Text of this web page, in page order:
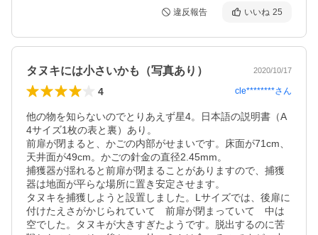
違反報告 いいね 25
タヌキには小さいかも（写真あり） 2020/10/17
4 cle********さん
他の物を知らないのでとりあえず星4。日本語の説明書（A
4サイズ1枚の表と裏）あり。
前扉が閉まると、かごの内部がせまいです。床面が71cm、
天井面が49cm。かごの針金の直径2.45mm。
捕獲器が揺れると前扉が閉まることがありますので、捕獲
器は地面が平らな場所に置き安定させます。
タヌキを捕獲しようと設置しました。Lサイズでは、後扉に
付けたえさがかじられていて　前扉が閉まっていて　中は
空でした。タヌキが大きすぎたようです。脱出するのに苦